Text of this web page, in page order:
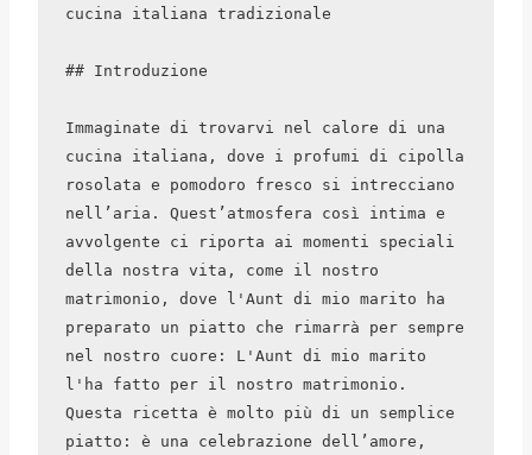
cucina italiana tradizionale
## Introduzione
Immaginate di trovarvi nel calore di una
cucina italiana, dove i profumi di cipolla
rosolata e pomodoro fresco si intrecciano
nell’aria. Quest’atmosfera così intima e
avvolgente ci riporta ai momenti speciali
della nostra vita, come il nostro
matrimonio, dove l'Aunt di mio marito ha
preparato un piatto che rimarrà per sempre
nel nostro cuore: L'Aunt di mio marito
l'ha fatto per il nostro matrimonio.
Questa ricetta è molto più di un semplice
piatto: è una celebrazione dell’amore,